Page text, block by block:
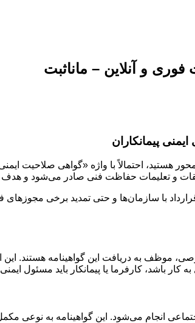
و آنلاین – مانا‌ثبت
پیمانکاران
هستید، احتمالاً با واژه «گواهی صلاحیت
و تعلیمات حفاظت فنی صادر می‌شود و هدف
با سازمان‌ها و حتی تمدید برخی
موظف به دریافت این گواهینامه هستند. این
باشد، کارفرما یا پیمانکار باید مسئول
انجام می‌شود. این گواهینامه به نوعی